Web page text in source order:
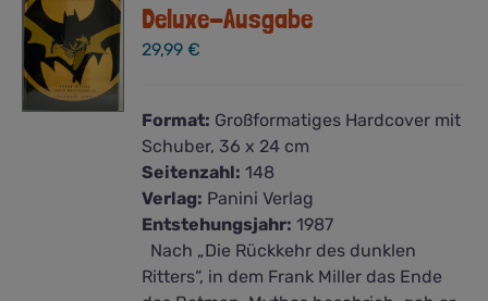
Deluxe-Ausgabe
29,99€
Format: Großformatiges Hardcover mit
Schuber, 36 x 24 cm
Seitenzahl: 148
Verlag: Panini Verlag
Entstehungsjahr: 1987
Nach „Die Rückkehr des dunklen
Ritters“, in dem Frank Miller das Ende